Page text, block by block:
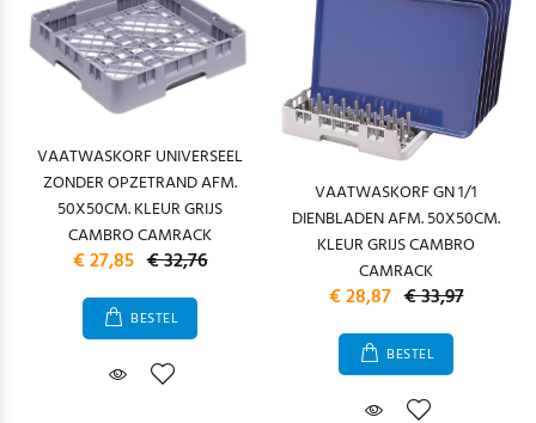
VAATWASKORF UNIVERSEEL
ZONDER OPZETRAND AFM.
50X50CM. KLEUR GRIJS
CAMBRO CAMRACK
€ 27,85 € 32,76
BESTEL
VAATWASKORF GN 1/1
DIENBLADEN AFM. 50X50CM.
KLEUR GRIJS CAMBRO
CAMRACK
€ 28,87 € 33,97
BESTEL